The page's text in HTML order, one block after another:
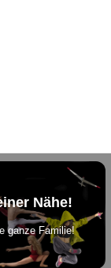
Nähe!
ganze Familie!